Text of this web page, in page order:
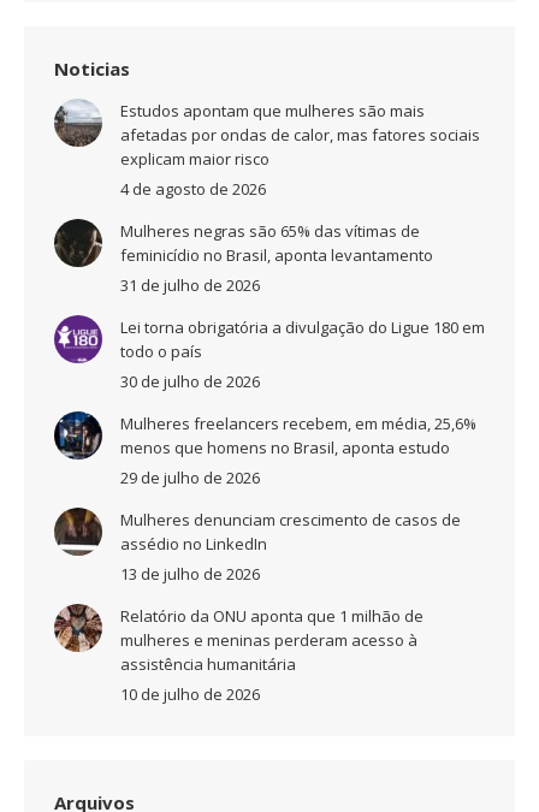
Noticias
Estudos apontam que mulheres são mais
afetadas por ondas de calor, mas fatores sociais
explicam maior risco
4 de agosto de 2026
Mulheres negras são 65% das vítimas de
feminicídio no Brasil, aponta levantamento
31 de julho de 2026
Lei torna obrigatória a divulgação do Ligue 180 em
todo o país
30 de julho de 2026
Mulheres freelancers recebem, em média, 25,6%
menos que homens no Brasil, aponta estudo
29 de julho de 2026
Mulheres denunciam crescimento de casos de
assédio no LinkedIn
13 de julho de 2026
Relatório da ONU aponta que 1 milhão de
mulheres e meninas perderam acesso à
assistência humanitária
10 de julho de 2026
Arquivos